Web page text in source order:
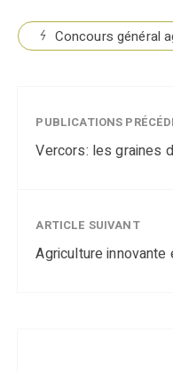
Concours général
PUBLICATIONS
Vercors: les graines
ARTICLE SUIVANT
Agriculture